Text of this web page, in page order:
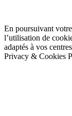
En poursuivant
l’utilisation de
adaptés à vos
Privacy & Cookies